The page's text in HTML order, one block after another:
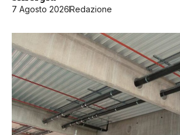
7 Agosto 2026Redazione